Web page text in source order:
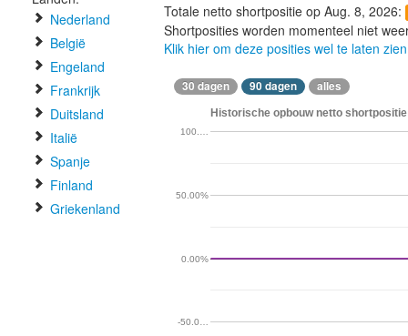
Nederland
België
Engeland
Frankrijk
Duitsland
Italië
Spanje
Finland
Griekenland
Totale netto shortpositie op Aug. 8, 2026:
Shortposities worden momenteel niet
Klik hier om deze posities wel te laten zien
30 dagen 90 dagen alles
Historische opbouw netto
-50.0…
0.00%
50.00%
100.…